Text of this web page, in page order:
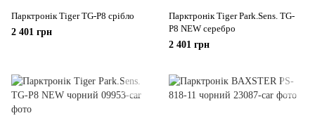
Парктронік Tiger TG-P8 срібло
2 401 грн
Парктронік Tiger Park.Sens. TG-
P8 NEW серебро
2 401 грн